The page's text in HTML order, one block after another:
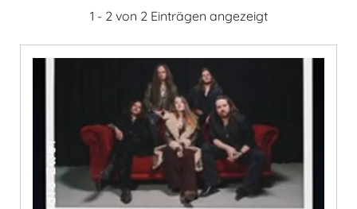
1 - 2 von 2 Einträgen angezeigt